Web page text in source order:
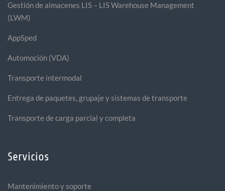
Gestión de almacenes LIS – LIS Warehouse Management
(LWM)
AppSped
Automoción (VDA)
Transporte intermodal
Entrega de paquetes, grupaje y sistemas de transporte
Transporte de carga parcial y completa
Servicios
Mantenimiento y soporte